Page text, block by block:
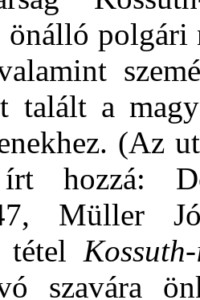
önálló polgári
talált a
(Az
hozzá:
Müller
tétel
szavára